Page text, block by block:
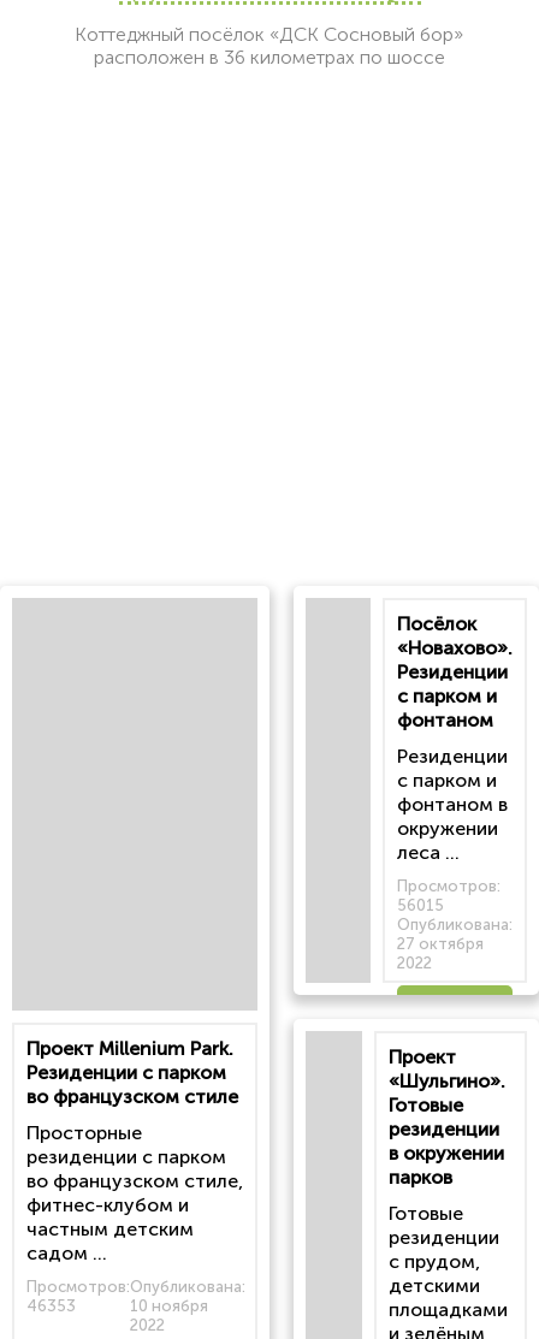
Коттеджный посёлок «ДСК Сосновый бор»
расположен в 36 километрах по шоссе
Проект Millenium Park.
Резиденции с парком
во французском стиле
Просторные
резиденции с парком
во французском стиле,
фитнес-клубом и
частным детским
садом ...
Просмотров:
46353
Опубликована:
10 ноября
2022
Посёлок
«Новахово».
Резиденции
с парком и
фонтаном
Резиденции
с парком и
фонтаном в
окружении
леса ...
Просмотров:
56015
Опубликована:
27 октября
2022
статью
Проект
«Шульгино».
Готовые
резиденции
в окружении
парков
Готовые
резиденции
с прудом,
детскими
площадками
и зелёным